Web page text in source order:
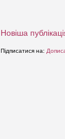
Новіша
Підписатися на: